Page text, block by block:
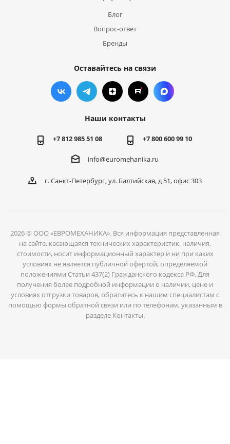
Блог
Вопрос-ответ
Бренды
Оставайтесь на связи
Наши контакты
+7 812 985 51 08 +7 800 600 99 10
info@euromehanika.ru
г. Санкт-Петербург, ул. Балтийская, д 51, офис 303
2026 © ООО «ЕВРОМЕХАНИКА». Вся информация представленная
на сайте, касающаяся технических характеристик, наличия,
стоимости, носит информационный характер и ни при каких
условиях не является публичной офертой, определяемой
положениями Статьи 437(2) Гражданского кодекса РФ. Для
получения более подробной информации о наличии, цене и
условиях отгрузки товаров, обратитесь к нашим специалистам с
помощью формы обратной связи или по телефонам, указанным в
разделе Контакты.